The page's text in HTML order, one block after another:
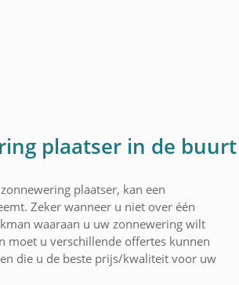
plaatser in de
plaatser, kan een
Zeker wanneer u niet over één
waaraan u uw zonnewering wilt
moet u verschillende offertes kunnen
die u de beste prijs/kwaliteit voor uw